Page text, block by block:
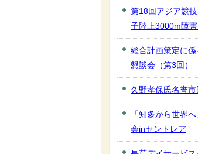
第18回アジア競
子陸上3000m障
総合計画策定に
懇談会（第3回）
久野孝保氏名誉
「知多から世界
会inセントレア